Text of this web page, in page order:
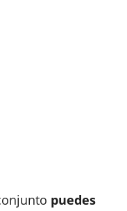
puedes